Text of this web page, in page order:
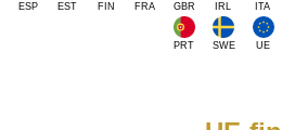
ESP EST FIN FRA GBR IRL ITA
PRT SWE UE